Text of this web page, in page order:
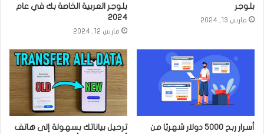
بلوجر
مارس 13, 2024
بلوجر العربية الخاصة بك في عام
2024
مارس 12, 2024
أسرار ربح 5000 دولار شهريًا من
ترحيل بياناتك بسهولة إلى هاتف